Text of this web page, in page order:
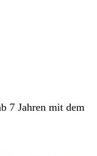
7 Jahren mit dem